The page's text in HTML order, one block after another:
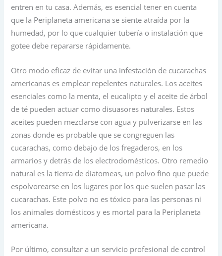
entren en tu casa. Además, es esencial tener en cuenta
que la Periplaneta americana se siente atraída por la
humedad, por lo que cualquier tubería o instalación que
gotee debe repararse rápidamente.
Otro modo eficaz de evitar una infestación de cucarachas
americanas es emplear repelentes naturales. Los aceites
esenciales como la menta, el eucalipto y el aceite de árbol
de té pueden actuar como disuasores naturales. Estos
aceites pueden mezclarse con agua y pulverizarse en las
zonas donde es probable que se congreguen las
cucarachas, como debajo de los fregaderos, en los
armarios y detrás de los electrodomésticos. Otro remedio
natural es la tierra de diatomeas, un polvo fino que puede
espolvorearse en los lugares por los que suelen pasar las
cucarachas. Este polvo no es tóxico para las personas ni
los animales domésticos y es mortal para la Periplaneta
americana.
Por último, consultar a un servicio profesional de control